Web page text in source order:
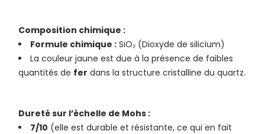
Composition chimique :
Formule chimique : SiO₂ (Dioxyde de silicium)
La couleur jaune est due à la présence de faibles
quantités de fer dans la structure cristalline du quartz.
Dureté sur l’échelle de Mohs :
7/10 (elle est durable et résistante, ce qui en fait